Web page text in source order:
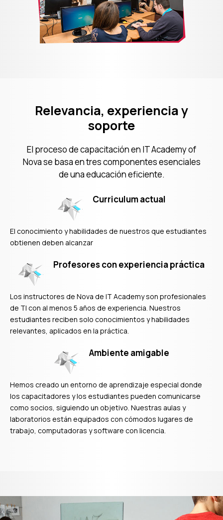
Relevancia
Relevancia, experiencia y
soporte
El proceso de capacitación en IT Academy of
Nova se basa en tres componentes esenciales
de una educación eficiente.
Curriculum actual
El conocimiento y habilidades de nuestros que estudiantes
obtienen deben alcanzar
Profesores con experiencia práctica
Los instructores de Nova de IT Academy son profesionales
de TI con al menos 5 años de experiencia. Nuestros
estudiantes reciben solo conocimientos y habilidades
relevantes, aplicados en la práctica.
Ambiente amigable
Hemos creado un entorno de aprendizaje especial donde
los capacitadores y los estudiantes pueden comunicarse
como socios, siguiendo un objetivo. Nuestras aulas y
laboratorios están equipados con cómodos lugares de
trabajo, computadoras y software con licencia.